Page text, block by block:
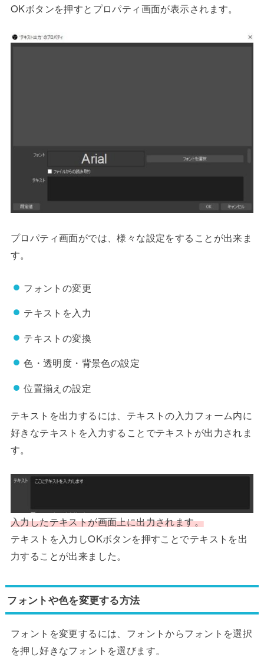
OKボタンを押すとプロパティ画面が表示されます。
プロパティ画面がでは、様々な設定をすることが出来ま
す。
フォントの変更
テキストを入力
テキストの変換
色・透明度・背景色の設定
位置揃えの設定
テキストを出力するには、テキストの入力フォーム内に
好きなテキストを入力することでテキストが出力されま
す。
入力したテキストが画面上に出力されます。
テキストを入力しOKボタンを押すことでテキストを出
力することが出来ました。
フォントや色を変更する方法
フォントを変更するには、フォントからフォントを選択
を押し好きなフォントを選びます。